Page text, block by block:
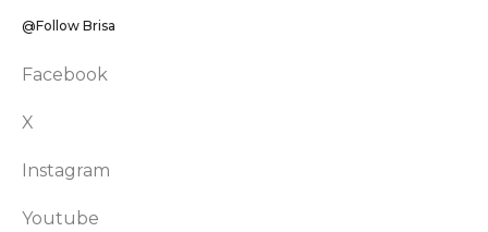
@Follow Brisa
Facebook
X
Instagram
Youtube